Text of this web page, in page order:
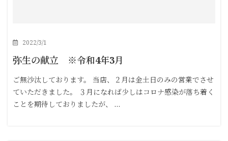
2022/3/1
弥生の献立 ※令和4年3月
ご無沙汰しております。 当店、２月は金土日のみの営業でさせ
ていただきました。 ３月になれば少しはコロナ感染が落ち着く
ことを期待しておりましたが、 …